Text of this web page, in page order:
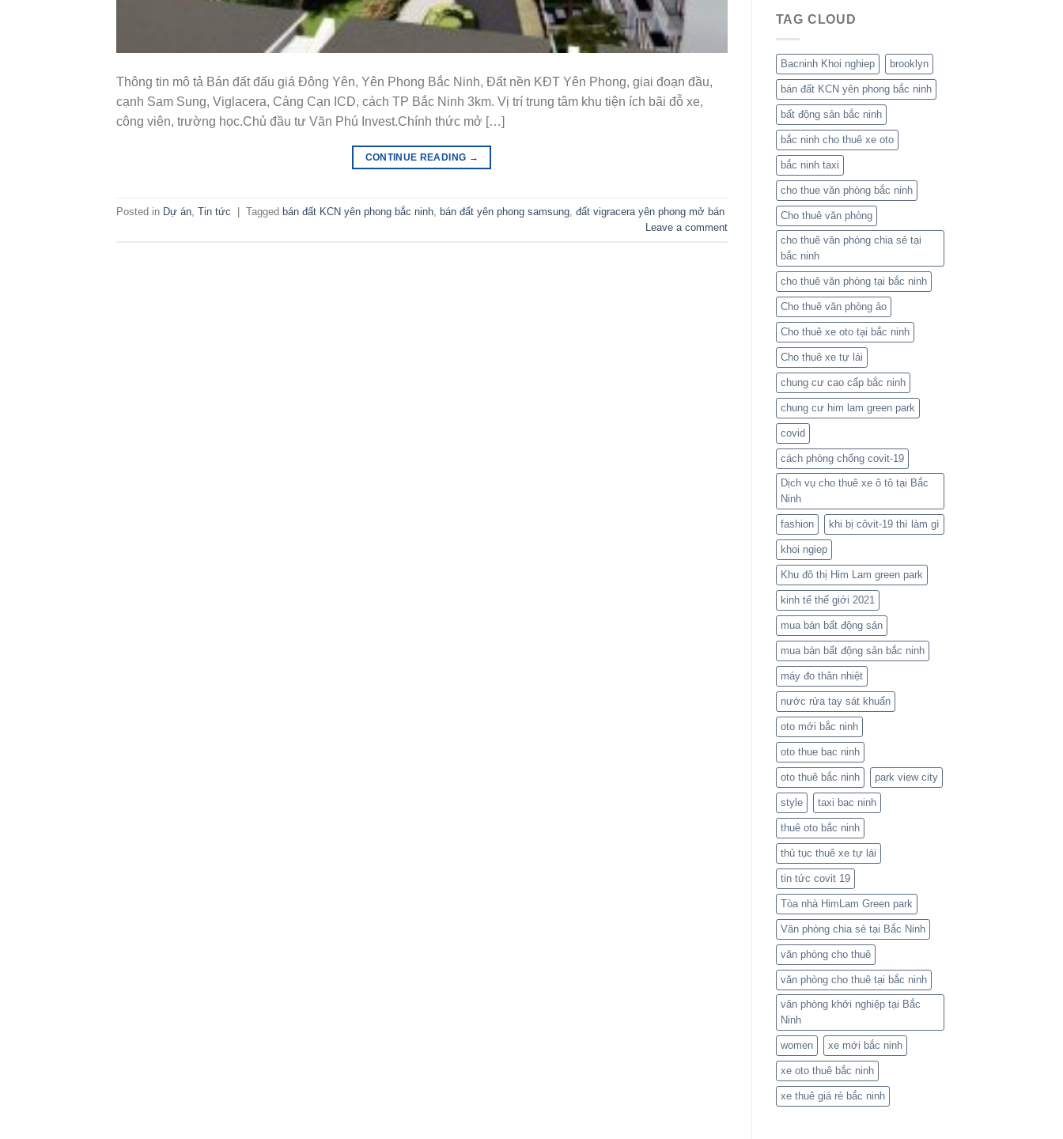
Thông tin mô tả Bán đất đấu giá Đông Yên, Yên Phong Bắc Ninh, Đất nền KĐT Yên Phong, giai đoạn đầu,
cạnh Sam Sung, Viglacera, Cảng Cạn ICD, cách TP Bắc Ninh 3km. Vị trí trung tâm khu tiện ích bãi đỗ xe,
công viên, trường học.Chủ đầu tư Văn Phú Invest.Chính thức mở […]
CONTINUE READING →
Posted in Dự án Tin tức | Tagged bán đất KCN yên phong bắc ninh bán đất yên phong samsung đất vigracera yên phong mở bán
Leave a comment
TAG CLOUD
Bacninh Khoi nghiep brooklyn
bán đất KCN yên phong bắc ninh
bất động sản bắc ninh
bắc ninh cho thuê xe oto
bắc ninh taxi
cho thue văn phòng bắc ninh
Cho thuê văn phòng
cho thuê văn phòng chia sẻ tại
bắc ninh
cho thuê văn phòng tại bắc ninh
Cho thuê văn phòng ảo
Cho thuê xe oto tại bắc ninh
Cho thuê xe tự lái
chung cư cao cấp bắc ninh
chung cư him lam green park
covid
cách phòng chống covit-19
Dịch vụ cho thuê xe ô tô tại Bắc
Ninh
fashion khi bị côvit-19 thì làm gì
khoi ngiep
Khu đô thị Him Lam green park
kinh tế thế giới 2021
mua bán bất động sản
mua bán bất động sản bắc ninh
máy đo thân nhiệt
nước rửa tay sát khuẩn
oto mới bắc ninh
oto thue bac ninh
oto thuê bắc ninh park view city
style taxi bac ninh
thuê oto bắc ninh
thủ tục thuê xe tự lái
tin tức covit 19
Tòa nhà HimLam Green park
Văn phòng chia sẻ tại Bắc Ninh
văn phòng cho thuê
văn phòng cho thuê tại bắc ninh
văn phòng khởi nghiệp tại Bắc
Ninh
women xe mới bắc ninh
xe oto thuê bắc ninh
xe thuê giá rẻ bắc ninh